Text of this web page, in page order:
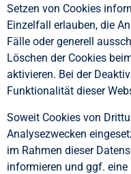
Setzen von Cookies
Einzelfall erlauben, die
Fälle oder generell
Löschen der Cookies
aktivieren. Bei der
Funktionalität dieser
Soweit Cookies von
Analysezwecken
im Rahmen dieser
informieren und ggf.